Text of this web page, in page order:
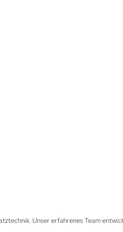
Unser erfahrenes Team